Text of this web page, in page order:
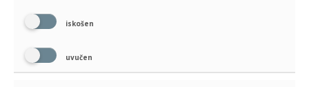
iskošen
uvučen